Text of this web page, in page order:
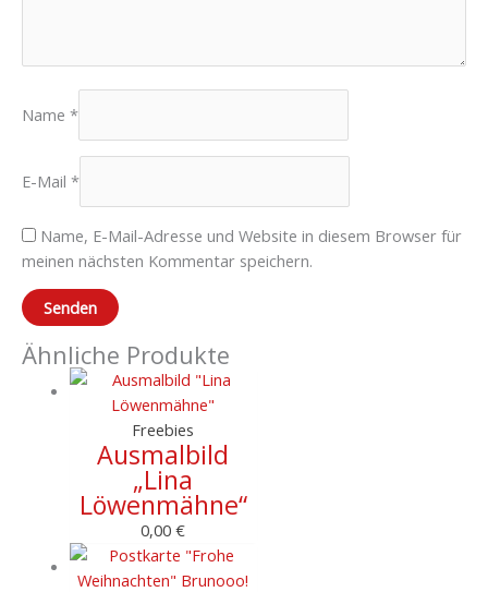
Name *
E-Mail *
Name, E-Mail-Adresse und Website in diesem Browser für
meinen nächsten Kommentar speichern.
Ähnliche Produkte
Freebies
Ausmalbild
„Lina
Löwenmähne“
0,00€